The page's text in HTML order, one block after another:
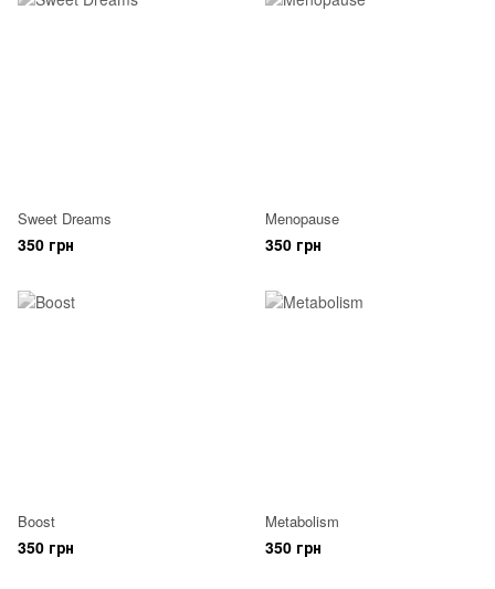
Sweet Dreams
350 грн
Menopause
350 грн
Boost
350 грн
Metabolism
350 грн